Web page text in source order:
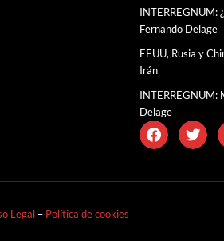
INTERREGNUM:
Fernando Delage
EEUU, Rusia y
Irán
INTERREGNUM:
Delage
Legal – Política de cookies